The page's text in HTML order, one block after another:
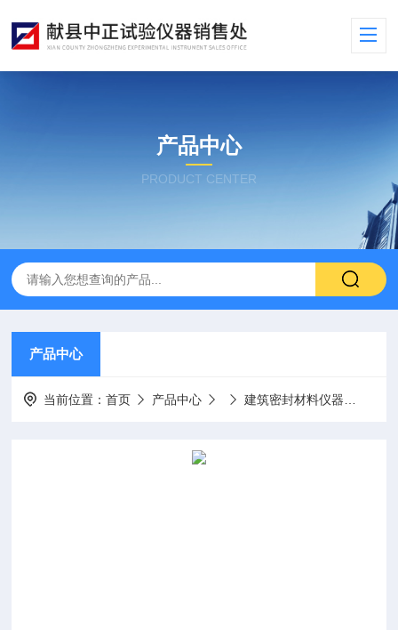
产品中心
PRODUCT CENTER
产品中心
当前位置：首页 产品中心 建筑密封材料仪器